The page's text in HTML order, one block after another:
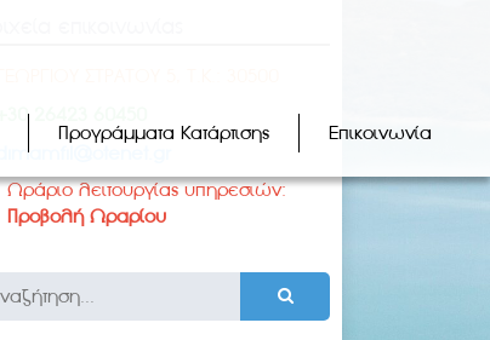
Προγράμματα Κατάρτισης Επικοινωνία
+30 26423 60450
dimamfil@otenet.gr
Ωράριο λειτουργίας υπηρεσιών:
Προβολή Ωραρίου